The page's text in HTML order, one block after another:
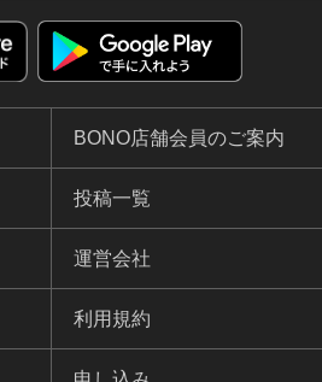
BONO店舗会員のご案内
投稿一覧
運営会社
利用規約